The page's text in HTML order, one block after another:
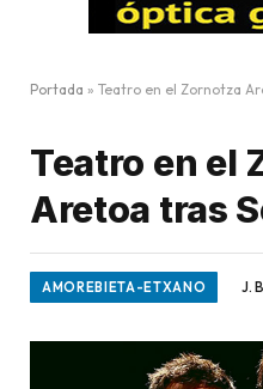
Portada » Teatro en el Zornotza
Teatro en el
Aretoa tras
AMOREBIETA-ETXANO J.